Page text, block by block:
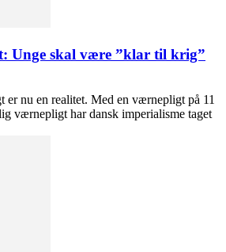
Unge skal være ”klar til krig”
nu en realitet. Med en værnepligt på 11
værnepligt har dansk imperialisme taget